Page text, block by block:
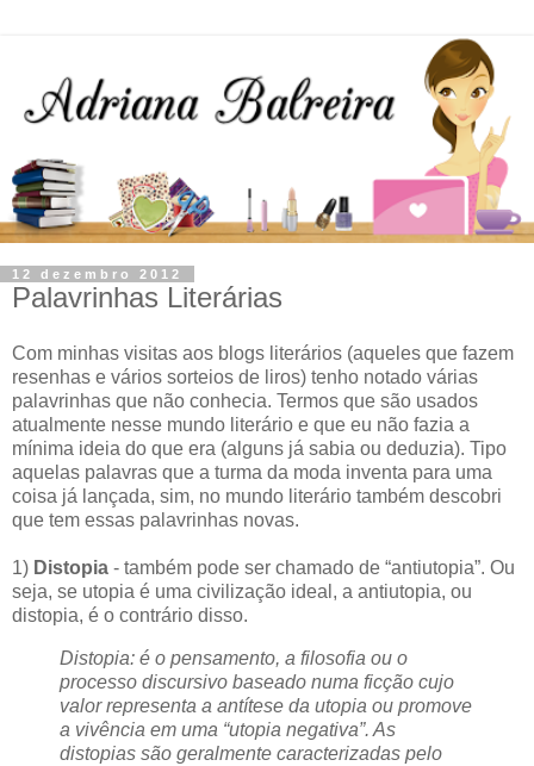
12 dezembro 2012
Palavrinhas Literárias
Com minhas visitas aos blogs literários (aqueles que fazem
resenhas e vários sorteios de liros) tenho notado várias
palavrinhas que não conhecia. Termos que são usados
atualmente nesse mundo literário e que eu não fazia a
mínima ideia do que era (alguns já sabia ou deduzia). Tipo
aquelas palavras que a turma da moda inventa para uma
coisa já lançada, sim, no mundo literário também descobri
que tem essas palavrinhas novas.
1) Distopia - também pode ser chamado de “antiutopia”. Ou
seja, se utopia é uma civilização ideal, a antiutopia, ou
distopia, é o contrário disso.
Distopia: é o pensamento, a filosofia ou o
processo discursivo baseado numa ficção cujo
valor representa a antítese da utopia ou promove
a vivência em uma “utopia negativa”. As
distopias são geralmente caracterizadas pelo